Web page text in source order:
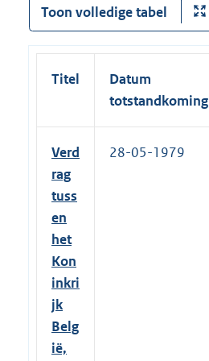
Toon volledige tabel
Titel
Datum
totstandkoming
Verd
rag
tuss
en
het
Kon
inkri
jk
Belg
ië,
28-05-1979